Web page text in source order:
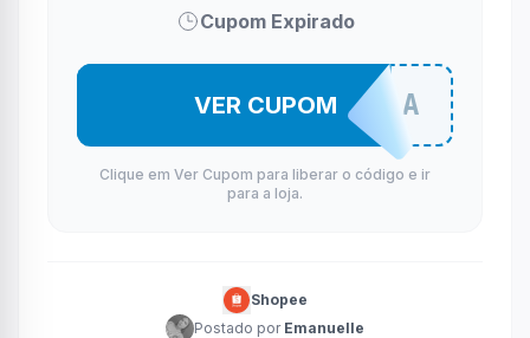
Cupom Expirado
SUPE7SA
VER CUPOM
Clique em Ver Cupom para liberar o código e ir
para a loja.
Shopee
Postado por Emanuelle